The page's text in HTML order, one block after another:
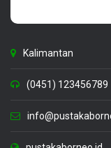
Kalimantan
(0451) 123456789